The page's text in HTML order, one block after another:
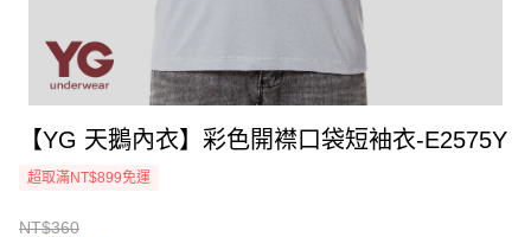
【YG 天鵝內衣】彩色開襟口袋短袖衣-E2575Y
超取滿NT$899免運
NT$360